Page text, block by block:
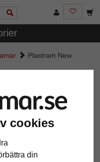
cookies
din
Plastram New